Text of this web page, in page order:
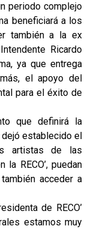
periodo complejo
beneficiará a los
también a la ex
Ricardo
ya que entrega
el apoyo del
para el éxito de
que definirá la
establecido el
artistas de las
RECO’, puedan
acceder a
de RECO’
estamos muy